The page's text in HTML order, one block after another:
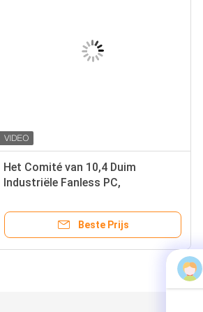
Het Comité van 10,4 Duim
Industriële Fanless PC,
Touch screen
Beste Prijs